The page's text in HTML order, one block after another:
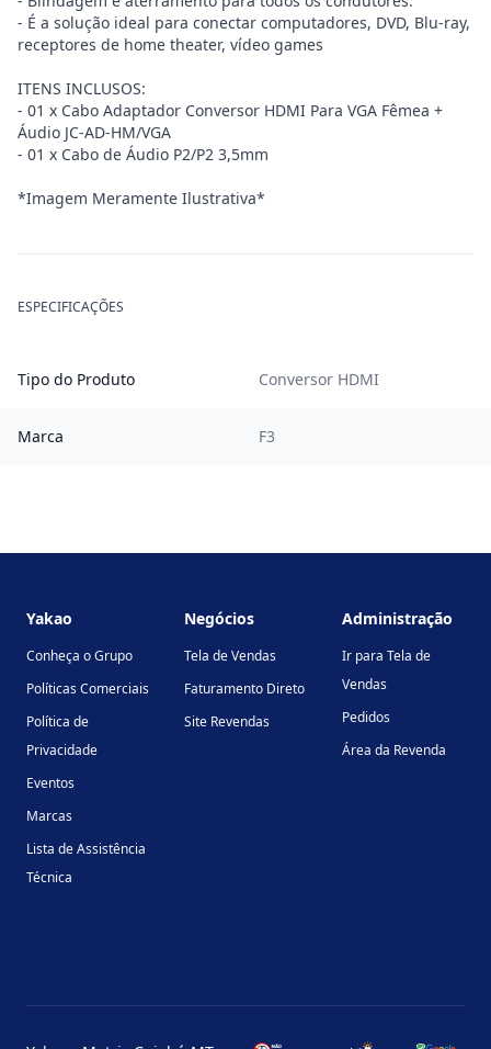
- É a solução ideal para conectar computadores, DVD, Blu-ray,
receptores de home theater, vídeo games
ITENS INCLUSOS:
- 01 x Cabo Adaptador Conversor HDMI Para VGA Fêmea +
Áudio JC-AD-HM/VGA
- 01 x Cabo de Áudio P2/P2 3,5mm
*Imagem Meramente Ilustrativa*
ESPECIFICAÇÕES
Tipo do Produto Conversor HDMI
Marca F3
Yakao
Conheça o Grupo
Políticas Comerciais
Política de
Privacidade
Eventos
Marcas
Lista de Assistência
Técnica
Negócios
Tela de Vendas
Faturamento Direto
Site Revendas
Administração
Ir para Tela de
Vendas
Pedidos
Área da Revenda